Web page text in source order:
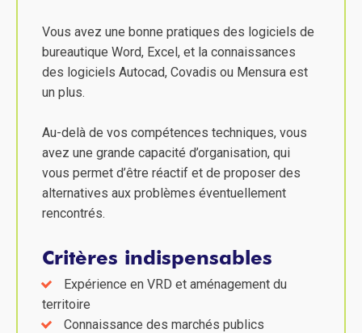
Vous avez une bonne pratiques des logiciels de
bureautique Word, Excel, et la connaissances
des logiciels Autocad, Covadis ou Mensura est
un plus.
Au-delà de vos compétences techniques, vous
avez une grande capacité d’organisation, qui
vous permet d’être réactif et de proposer des
alternatives aux problèmes éventuellement
rencontrés.
Critères indispensables
Expérience en VRD et aménagement du
territoire
Connaissance des marchés publics